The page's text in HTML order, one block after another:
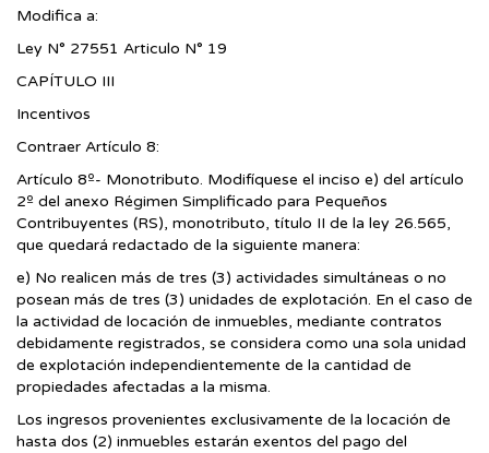
Modifica a:
Ley N° 27551 Articulo N° 19
CAPÍTULO III
Incentivos
Contraer Artículo 8:
Artículo 8º- Monotributo. Modifíquese el inciso e) del artículo
2º del anexo Régimen Simplificado para Pequeños
Contribuyentes (RS), monotributo, título II de la ley 26.565,
que quedará redactado de la siguiente manera:
e) No realicen más de tres (3) actividades simultáneas o no
posean más de tres (3) unidades de explotación. En el caso de
la actividad de locación de inmuebles, mediante contratos
debidamente registrados, se considera como una sola unidad
de explotación independientemente de la cantidad de
propiedades afectadas a la misma.
Los ingresos provenientes exclusivamente de la locación de
hasta dos (2) inmuebles estarán exentos del pago del